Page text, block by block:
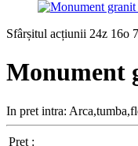
Sfârșitul acțiunii 24z 16o
Monument
In pret intra:
Pret :